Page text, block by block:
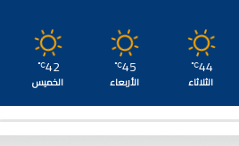
44
℃
الثلاثاء
45
℃
الأربعاء
42
℃
الخميس